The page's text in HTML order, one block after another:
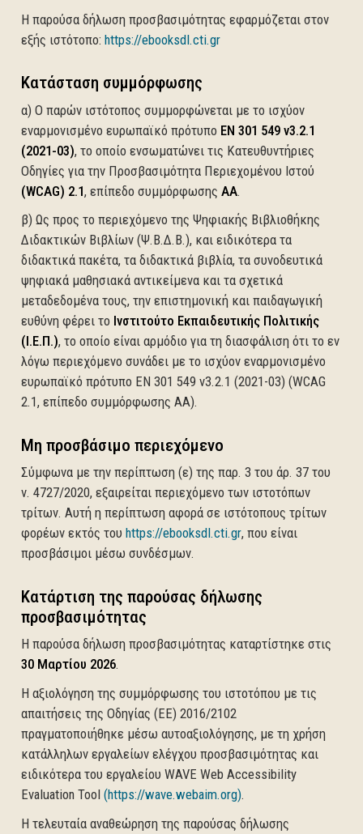
Η παρούσα δήλωση προσβασιμότητας εφαρμόζεται στον
εξής ιστότοπο:https://ebooksdl.cti.gr(ανοίγει σε νέα καρτέλα)
Κατάσταση συμμόρφωσης
α) Ο παρών ιστότοπος συμμορφώνεται με το ισχύον
εναρμονισμένο ευρωπαϊκό πρότυπο EN 301 549 v3.2.1
(2021-03), το οποίο ενσωματώνει τις Κατευθυντήριες
Οδηγίες για την Προσβασιμότητα Περιεχομένου Ιστού
(WCAG) 2.1, επίπεδο συμμόρφωσηςAA.
β) Ως προς το περιεχόμενο της Ψηφιακής Βιβλιοθήκης
Διδακτικών Βιβλίων (Ψ.Β.Δ.Β.), και ειδικότερα τα
διδακτικά πακέτα, τα διδακτικά βιβλία, τα συνοδευτικά
ψηφιακά μαθησιακά αντικείμενα και τα σχετικά
μεταδεδομένα τους, την επιστημονική και παιδαγωγική
ευθύνη φέρει το Ινστιτούτο Εκπαιδευτικής Πολιτικής
(Ι.Ε.Π.), το οποίο είναι αρμόδιο για τη διασφάλιση ότι το εν
λόγω περιεχόμενο συνάδει με το ισχύον εναρμονισμένο
ευρωπαϊκό πρότυπο EN 301 549 v3.2.1 (2021-03) (WCAG
2.1, επίπεδο συμμόρφωσης AA).
Μη προσβάσιμο περιεχόμενο
Σύμφωνα με την περίπτωση (ε) της παρ. 3 του άρ. 37 του
ν. 4727/2020, εξαιρείται περιεχόμενο των ιστοτόπων
τρίτων. Αυτή η περίπτωση αφορά σε ιστότοπους τρίτων
φορέων εκτός τουhttps://ebooksdl.cti.gr(ανοίγει σε νέα
, που είναι
προσβάσιμοι μέσω συνδέσμων.
Κατάρτιση της παρούσας δήλωσης
προσβασιμότητας
Η παρούσα δήλωση προσβασιμότητας καταρτίστηκε στις
30 Μαρτίου 2026.
Η αξιολόγηση της συμμόρφωσης του ιστοτόπου με τις
απαιτήσεις της Οδηγίας (ΕΕ) 2016/2102
πραγματοποιήθηκε μέσω αυτοαξιολόγησης, με τη χρήση
κατάλληλων εργαλείων ελέγχου προσβασιμότητας και
ειδικότερα του εργαλείου WAVE Web Accessibility
Evaluation Tool (https://wave.webaim.org)(ανοίγει σε νέα
.
Η τελευταία αναθεώρηση της παρούσας δήλωσης